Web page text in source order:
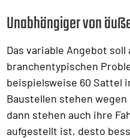
Unabhängiger von
Das variable Angebot soll
branchentypischen
beispielsweise 60 Sattel
Baustellen stehen
dann stehen auch ihre
aufgestellt ist, desto